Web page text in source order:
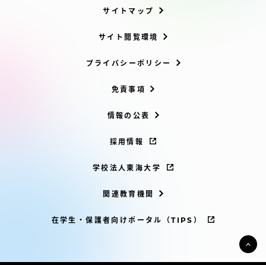
サイトマップ
サイト閲覧環境
プライバシーポリシー
免責事項
情報の公表
採用情報
学校法人東海大学
関連教育機関
在学生・保護者向けポータル（TIPS）